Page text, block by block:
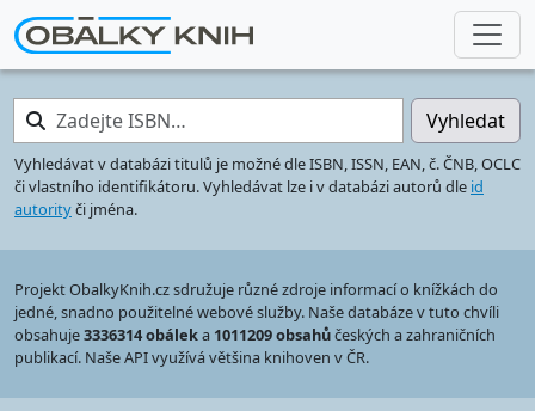
Zadejte ISBN… Vyhledat
Vyhledávat v databázi titulů je možné dle ISBN, ISSN, EAN, č. ČNB, OCLC
či vlastního identifikátoru. Vyhledávat lze i v databázi autorů dle id
autorityči jména.
Projekt ObalkyKnih.cz sdružuje různé zdroje informací o knížkách do
jedné, snadno použitelné webové služby. Naše databáze v tuto chvíli
obsahuje3336314 obáleka 1011209 obsahůčeských a zahraničních
publikací. Naše API využívá většina knihoven v ČR.